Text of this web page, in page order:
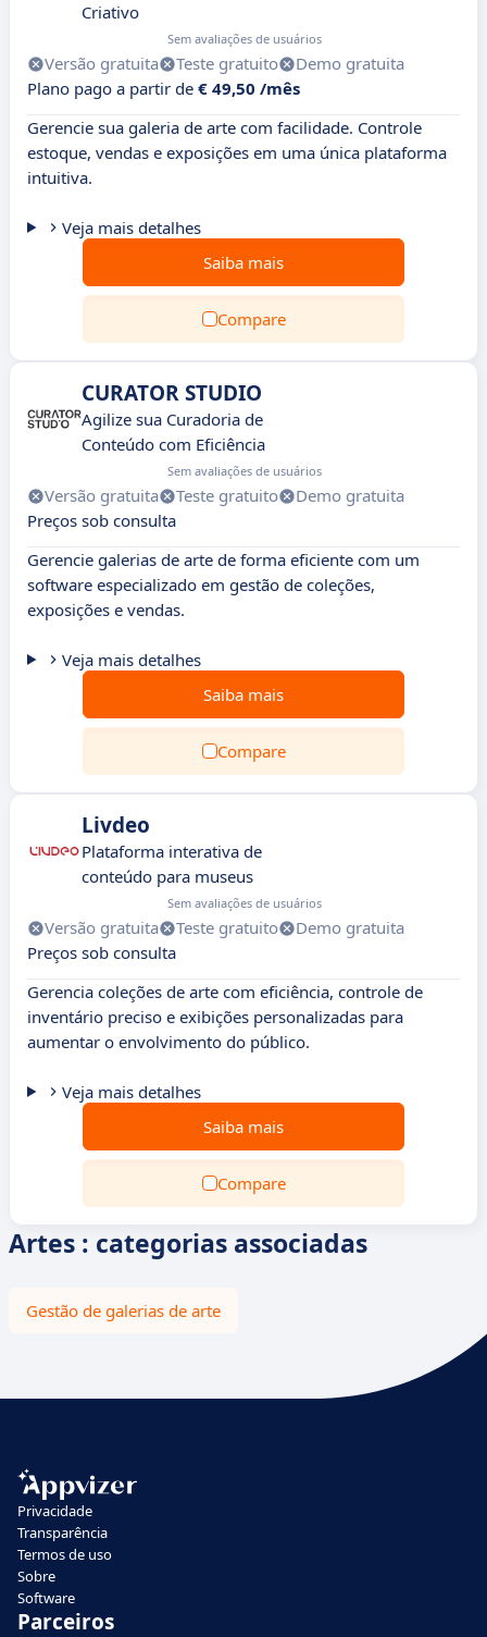
Criativo
Sem avaliações de usuários
Versão gratuita Teste gratuito
Demo gratuita
Plano pago a partir de € 49,50 /mês
Gerencie sua galeria de arte com facilidade. Controle
estoque, vendas e exposições em uma única plataforma
intuitiva.
Veja mais detalhes
Saiba mais
Compare
CURATOR STUDIO
Agilize sua Curadoria de
Conteúdo com Eficiência
Sem avaliações de usuários
Versão gratuita Teste gratuito
Demo gratuita
Preços sob consulta
Gerencie galerias de arte de forma eficiente com um
software especializado em gestão de coleções,
exposições e vendas.
Veja mais detalhes
Saiba mais
Compare
Livdeo
Plataforma interativa de
conteúdo para museus
Sem avaliações de usuários
Versão gratuita Teste gratuito
Demo gratuita
Preços sob consulta
Gerencia coleções de arte com eficiência, controle de
inventário preciso e exibições personalizadas para
aumentar o envolvimento do público.
Veja mais detalhes
Saiba mais
Compare
Artes : categorias associadas
Gestão de galerias de arte
Privacidade
Transparência
Termos de uso
Sobre
Software
Parceiros